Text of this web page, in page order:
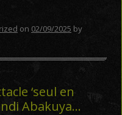
on 02/09/2025 by
‘seul en
Abakuya…